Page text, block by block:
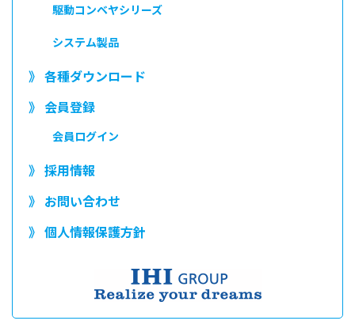
駆動コンベヤシリーズ
システム製品
》 各種ダウンロード
》 会員登録
会員ログイン
》 採用情報
》 お問い合わせ
》 個人情報保護方針